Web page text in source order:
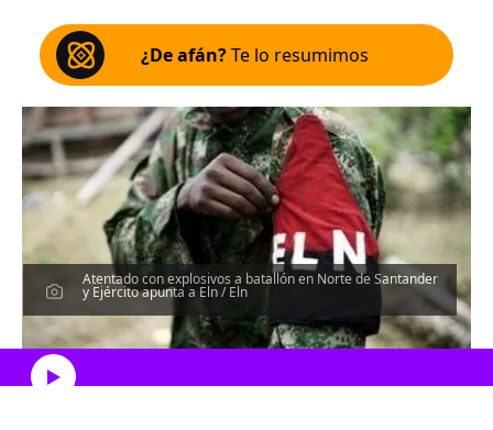
¿De afán?Te lo resumimos
Atentado con explosivos a batallón en Norte de Santander
y Ejército apunta a Eln / Eln
Escucha el artículo